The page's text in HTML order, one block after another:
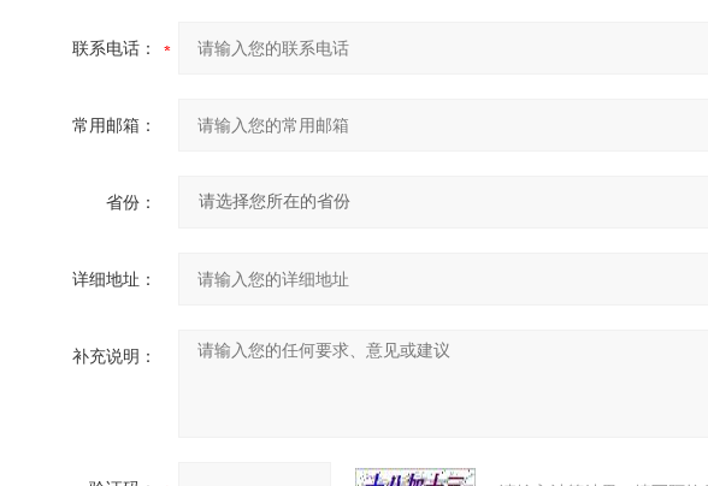
联系电话：
常用邮箱：
省份：
详细地址：
补充说明：